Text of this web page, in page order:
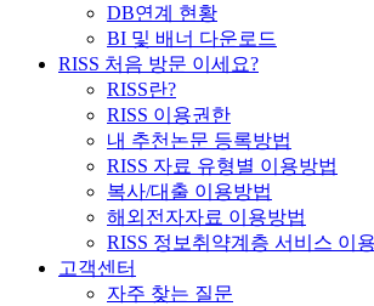
DB연계 현황
BI 및 배너 다운로드
RISS 처음 방문 이세요?
RISS란?
RISS 이용권한
내 추천논문 등록방법
RISS 자료 유형별 이용방법
복사/대출 이용방법
해외전자자료 이용방법
RISS 정보취약계층 서비스 이
고객센터
자주 찾는 질문